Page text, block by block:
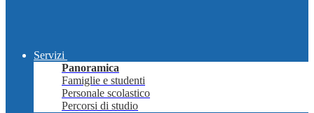
Servizi
Panoramica
Famiglie e studenti
Personale scolastico
Percorsi di studio